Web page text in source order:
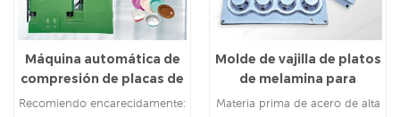
Máquina automática de
compresión de placas de
melamina
Recomiendo encarecidamente:
Molde de vajilla de platos
de melamina para
restaurante
Materia prima de acero de alta